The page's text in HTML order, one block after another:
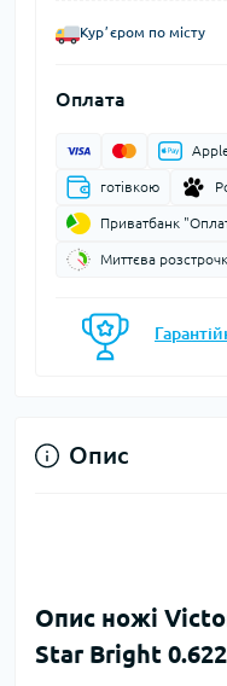
Курʼєром по місту
Оплата
готівкою
Приватбанк
Миттєва
Опис
Опис ножі
Star Bright